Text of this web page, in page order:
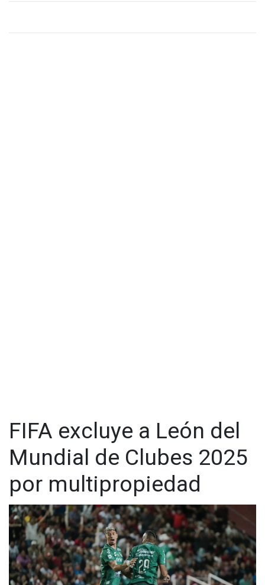
FIFA excluye a León del
Mundial de Clubes 2025
por multipropiedad